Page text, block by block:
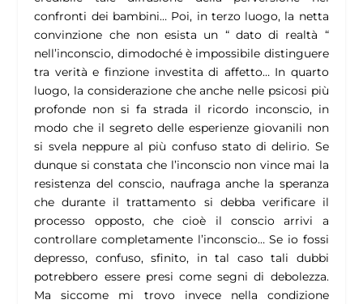
confronti dei bambini… Poi, in terzo luogo, la netta
convinzione che non esista un “ dato di realtà “
nell’inconscio, dimodoché è impossibile distinguere
tra verità e finzione investita di affetto… In quarto
luogo, la considerazione che anche nelle psicosi più
profonde non si fa strada il ricordo inconscio, in
modo che il segreto delle esperienze giovanili non
si svela neppure al più confuso stato di delirio. Se
dunque si constata che l’inconscio non vince mai la
resistenza del conscio, naufraga anche la speranza
che durante il trattamento si debba verificare il
processo opposto, che cioè il conscio arrivi a
controllare completamente l’inconscio… Se io fossi
depresso, confuso, sfinito, in tal caso tali dubbi
potrebbero essere presi come segni di debolezza.
Ma siccome mi trovo invece nella condizione